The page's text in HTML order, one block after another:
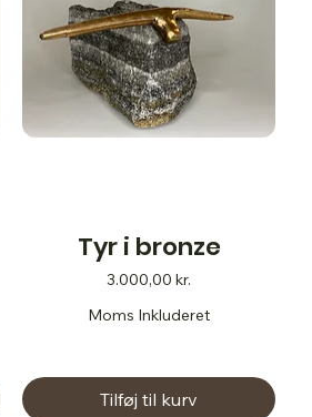
Tyr i bronze
Pris
3.000,00 kr.
Moms Inkluderet
Tilføj til kurv